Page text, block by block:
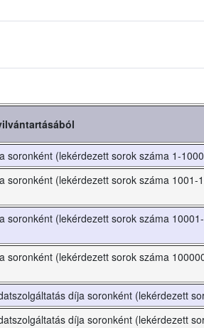
a díj összegének megállapítása
megállapított díjat már megfizette, és
(lekérdezett sorok száma 1-
soronként (lekérdezett sorok száma 1001-
soronként (lekérdezett sorok száma
(lekérdezett sorok száma
díja soronként (lekérdezett
díja soronként (lekérdezett